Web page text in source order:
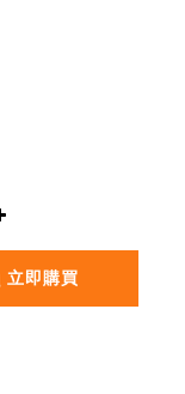
立即購買